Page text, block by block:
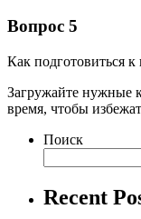
Вопрос 5
Как подготовиться к
Загружайте нужные
время, чтобы
Поиск
Recent